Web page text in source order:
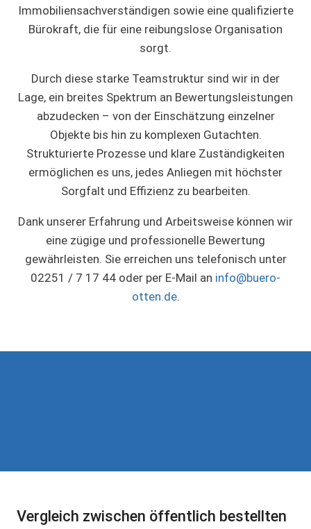
Immobiliensachverständigen sowie eine qualifizierte
Bürokraft, die für eine reibungslose Organisation
sorgt.
Durch diese starke Teamstruktur sind wir in der
Lage, ein breites Spektrum an Bewertungsleistungen
abzudecken – von der Einschätzung einzelner
Objekte bis hin zu komplexen Gutachten.
Strukturierte Prozesse und klare Zuständigkeiten
ermöglichen es uns, jedes Anliegen mit höchster
Sorgfalt und Effizienz zu bearbeiten.
Dank unserer Erfahrung und Arbeitsweise können wir
eine zügige und professionelle Bewertung
gewährleisten. Sie erreichen uns telefonisch unter
02251 / 7 17 44 oder per E-Mail an info@buero-
otten.de.
Vergleich zwischen öffentlich bestellten